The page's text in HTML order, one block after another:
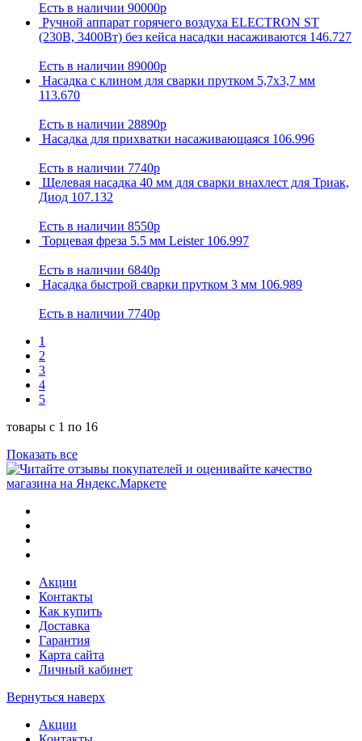
Есть в наличии 90000р
Ручной аппарат горячего воздуха ELECTRON ST
(230В, 3400Вт) без кейса насадки насаживаются 146.727
Есть в наличии 89000р
Насадка с клином для сварки прутком 5,7х3,7 мм
113.670
Есть в наличии 28890р
Насадка для прихватки насаживающаяся 106.996
Есть в наличии 7740р
Щелевая насадка 40 мм для сварки внахлест для Триак,
Диод 107.132
Есть в наличии 8550р
Торцевая фреза 5.5 мм Leister 106.997
Есть в наличии 6840р
Насадка быстрой сварки прутком 3 мм 106.989
Есть в наличии 7740р
1
2
3
4
5
товары с 1 по 16
Показать все
Акции
Контакты
Как купить
Доставка
Гарантия
Карта сайта
Личный кабинет
Вернуться наверх
Акции